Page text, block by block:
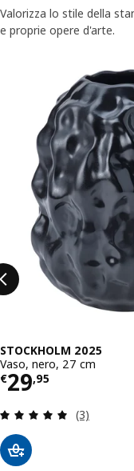
Valorizza lo stile della
e proprie opere d'arte.
STOCKHOLM 2025
Vaso, nero, 27 cm
€29,95
Prezzo €
(3)